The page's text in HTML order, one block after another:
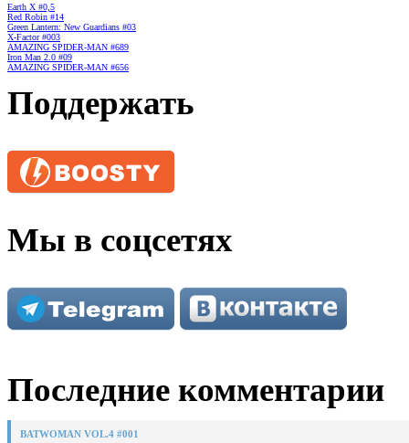
Earth X #0,5
Red Robin #14
Green Lantern: New Guardians #03
X-Factor #003
AMAZING SPIDER-MAN #689
Iron Man 2.0 #09
AMAZING SPIDER-MAN #656
Поддержать
Мы в соцсетях
Последние комментарии
BATWOMAN VOL.4 #001